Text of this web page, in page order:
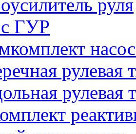
руля
ГУР
рулевая
рулевая